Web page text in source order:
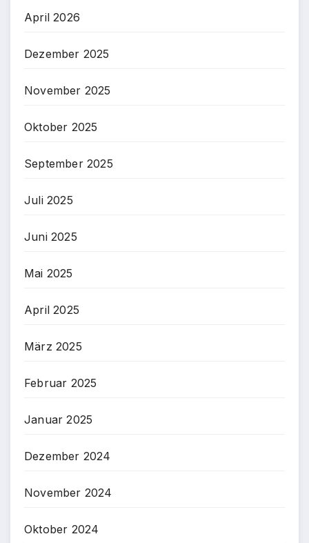
April 2026
Dezember 2025
November 2025
Oktober 2025
September 2025
Juli 2025
Juni 2025
Mai 2025
April 2025
März 2025
Februar 2025
Januar 2025
Dezember 2024
November 2024
Oktober 2024